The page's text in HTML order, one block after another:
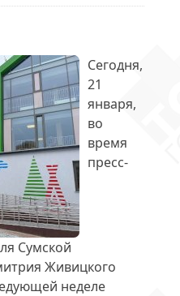
Сегодня,
21
января,
во
время
пресс-
Сумской
Живицкого
неделе